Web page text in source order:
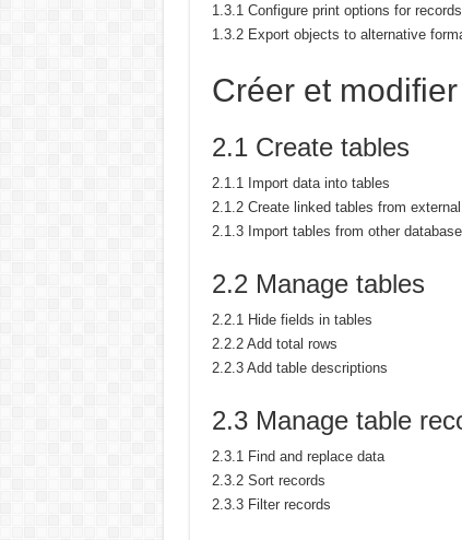
1.3.1 Configure print options for
1.3.2 Export objects to alternative
Créer et
2.1 Create tables
2.1.1 Import data into tables
2.1.2 Create linked tables from
2.1.3 Import tables from other
2.2 Manage tables
2.2.1 Hide fields in tables
2.2.2 Add total rows
2.2.3 Add table descriptions
2.3 Manage table
2.3.1 Find and replace data
2.3.2 Sort records
2.3.3 Filter records